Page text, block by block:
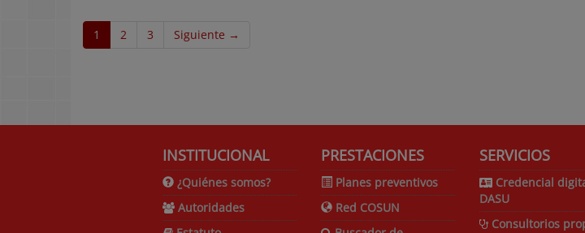
1 2 3 Siguiente →
INSTITUCIONAL
¿Quiénes somos?
Autoridades
PRESTACIONES
Planes preventivos
Red COSUN
SERVICIOS
Credencial
DASU
Consultorios